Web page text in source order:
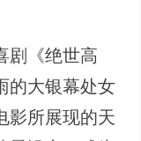
《绝世高
的大银幕处女
影所展现的天